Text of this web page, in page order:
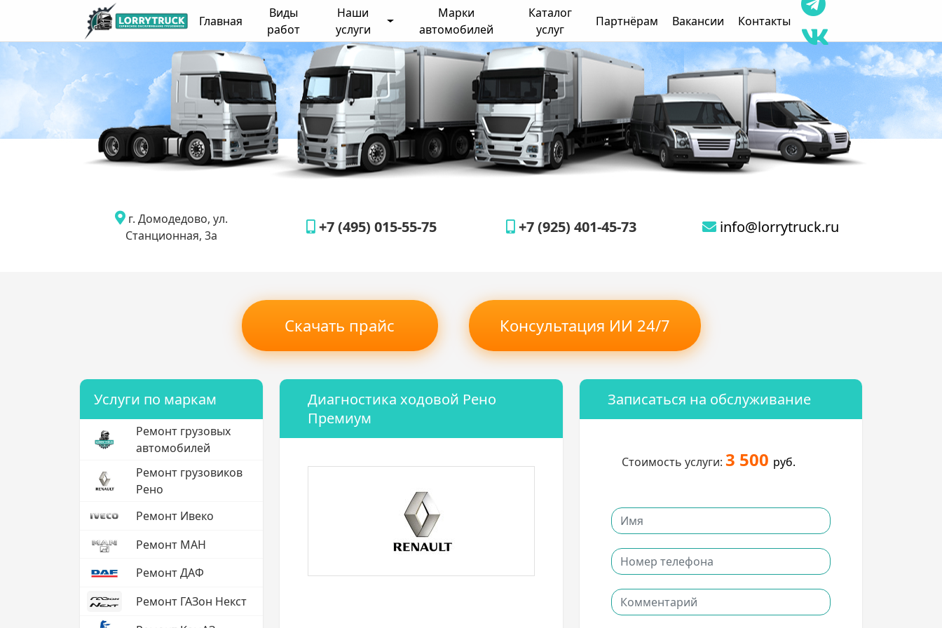
Главная
Виды
работ
Наши
услуги
Марки
автомобилей
Каталог
услуг
Партнёрам Вакансии Контакты
г. Домодедово, ул.
Станционная, 3а
+7 (495) 015-55-75 +7 (925) 401-45-73 info@lorrytruck.ru
Скачать прайс Консультация ИИ 24/7
Услуги по маркам
Ремонт грузовых
автомобилей
Ремонт грузовиков
Рено
Ремонт Ивеко
Ремонт МАН
Ремонт ДАФ
Ремонт ГАЗон Некст
Диагностика ходовой Рено
Премиум
Записаться на обслуживание
Стоимость услуги: 3 500 руб.